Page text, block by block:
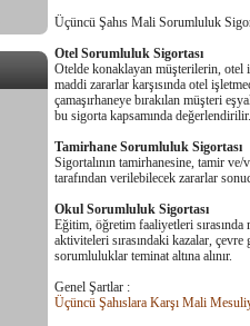
Üçüncü Şahıs Mali Sorumluluk
Otel Sorumluluk Sigortası
Otelde konaklayan müşterilerin, otel
maddi zararlar karşısında otel
çamaşırhaneye bırakılan müşteri
bu sigorta kapsamında değerlendirilir..
Tamirhane Sorumluluk Sigortası
Sigortalının tamirhanesine, tamir ve/
tarafından verilebilecek zararlar
Okul Sorumluluk Sigortası
Eğitim, öğretim faaliyetleri
aktiviteleri sırasındaki kazalar,
sorumluluklar teminat altına alınır.
Genel Şartlar :
Üçüncü Şahıslara Karşı Mali